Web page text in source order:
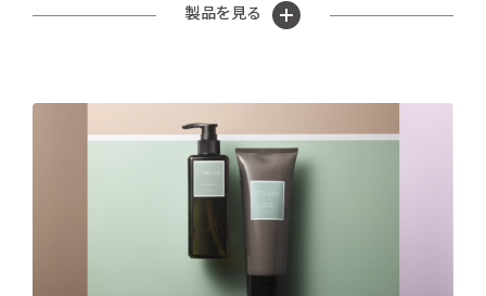
製品を見る